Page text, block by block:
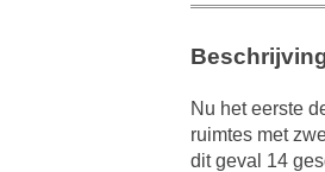
Nu het eerste
ruimtes met
dit geval 14